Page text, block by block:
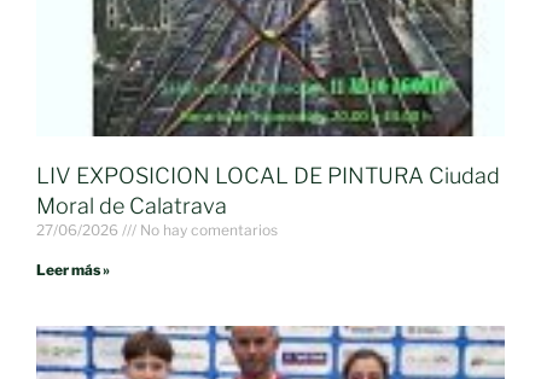
LIV EXPOSICION LOCAL DE PINTURA Ciudad
Moral de Calatrava
27/06/2026 No hay comentarios
Leer más »